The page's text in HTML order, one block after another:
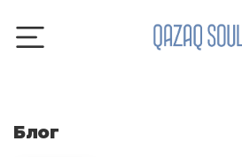
Блог